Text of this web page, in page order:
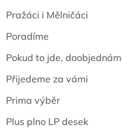
Pražáci i Mělničáci
Poradíme
Pokud to jde,
Přijedeme za vámi
Prima výběr
Plus plno LP desek